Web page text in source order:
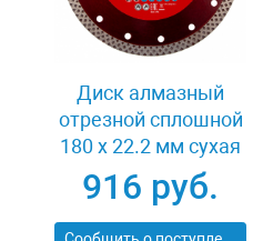
Диск алмазный
отрезной сплошной
180 х 22.2 мм сухая
резка Matrix
Professional 73128
916 руб.